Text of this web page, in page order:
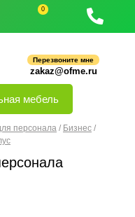
0
Перезвоните мне
zakaz@ofme.ru
мебель
персонала / Бизнес /